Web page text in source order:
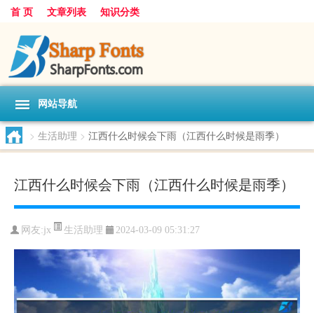
首 页 文章列表 知识分类
网站导航
> 生活助理 > 江西什么时候会下雨（江西什么时候是雨季）
江西什么时候会下雨（江西什么时候是雨季）
网友:jx 生活助理 2024-03-09 05:31:27